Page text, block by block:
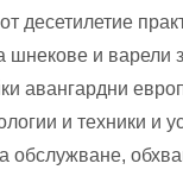
десетилетие
шнекове и варели
авангардни
и техники и
обслужване,